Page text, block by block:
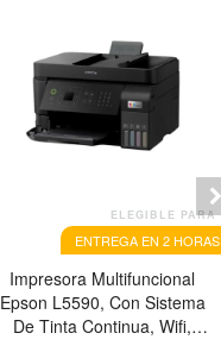
ELEGIBLE PARA
ENTREGA EN 2 HORAS
Impresora Multifuncional
Epson L5590, Con Sistema
De Tinta Continua, Wifi,